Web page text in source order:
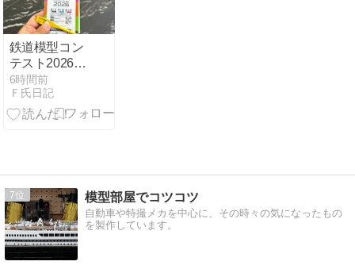
迷彩仕様で登
場！【08/08
14:12】
鉄道模型コン
テスト2026に
来た。
6時間前
Ｆ氏日記
7 模型部屋でコツコツ
自動車や特撮メカを中心に、その時々の気になったもの
を製作しています。